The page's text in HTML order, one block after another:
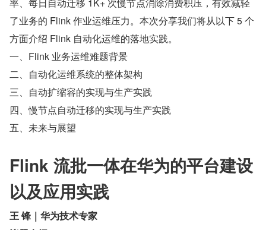
了业务的 Flink 作业运维压力。本次分享我们将从以下 5 个
方面介绍 Flink 自动化运维的落地实践。
一、Flink 业务运维难题背景
二、自动化运维系统的整体架构
三、自动扩缩容的实现与生产实践
四、慢节点自动迁移的实现与生产实践
五、未来与展望
Flink 流批一体在华为的平台建设
以及应用实践
王 锋｜华为技术专家